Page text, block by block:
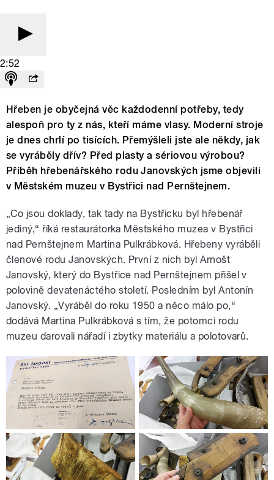
2:52
Hřeben je obyčejná věc každodenní potřeby, tedy
alespoň pro ty z nás, kteří máme vlasy. Moderní stroje
je dnes chrlí po tisících. Přemýšleli jste ale někdy, jak
se vyráběly dřív? Před plasty a sériovou výrobou?
Příběh hřebenářského rodu Janovských jsme objevili
v Městském muzeu v Bystřici nad Pernštejnem.
„Co jsou doklady, tak tady na Bystřicku byl hřebenář
jediný,“ říká restaurátorka Městského muzea v Bystřici
nad Pernštejnem Martina Pulkrábková. Hřebeny vyráběli
členové rodu Janovských. První z nich byl Arnošt
Janovský, který do Bystřice nad Pernštejnem přišel v
polovině devatenáctého století. Posledním byl Antonín
Janovský. „Vyráběl do roku 1950 a něco málo po,“
dodává Martina Pulkrábková s tím, že potomci rodu
muzeu darovali nářadí i zbytky materiálu a polotovarů.